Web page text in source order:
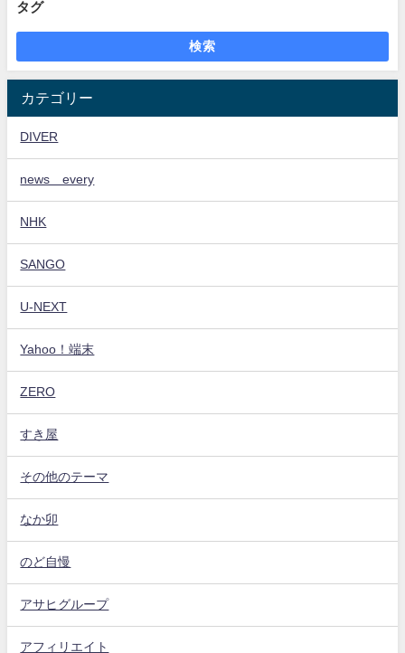
タグ
検索
カテゴリー
DIVER
news every
NHK
SANGO
U-NEXT
Yahoo！端末
ZERO
すき屋
その他のテーマ
なか卯
のど自慢
アサヒグループ
アフィリエイト